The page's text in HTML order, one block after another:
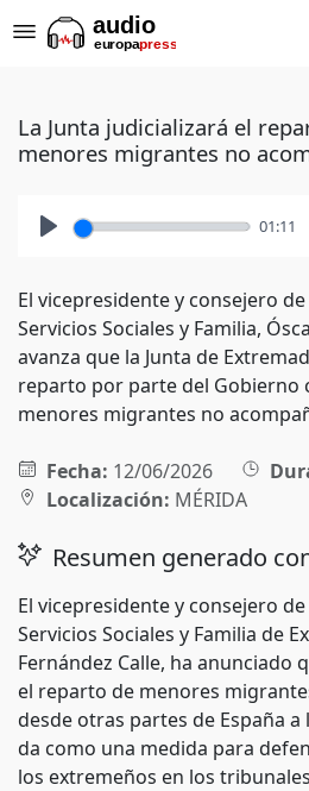
La Junta judicializará el
menores migrantes no
01:11
El vicepresidente y consejero
Servicios Sociales y Familia,
avanza que la Junta de
reparto por parte del Gobierno
menores migrantes no
Fecha: 12/06/2026
Localización: MÉRIDA
Resumen generado
El vicepresidente y consejero
Servicios Sociales y Familia de
Fernández Calle, ha anunciado
el reparto de menores
desde otras partes de España a
da como una medida para
los extremeños en los